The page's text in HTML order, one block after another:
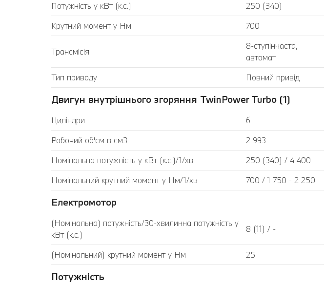
Потужність у кВт (к.с.)
250 (340)
Крутний момент у Нм
700
Трансмісія
8-ступінчаста,
автомат
Тип приводу
Повний привід
Двигун внутрішнього згоряння TwinPower Turbo (1)
Циліндри
6
Робочий об'єм в см3
2 993
Номінальна потужність у кВт (к.с.)/1/хв
250 (340) / 4 400
Номінальний крутний момент у Нм/1/хв
700 / 1 750 - 2 250
Електромотор
(Номінальна) потужність/30-хвилинна потужність у
кВт (к.с.)
8 (11) / -
(Номінальний) крутний момент у Нм 25
Потужність